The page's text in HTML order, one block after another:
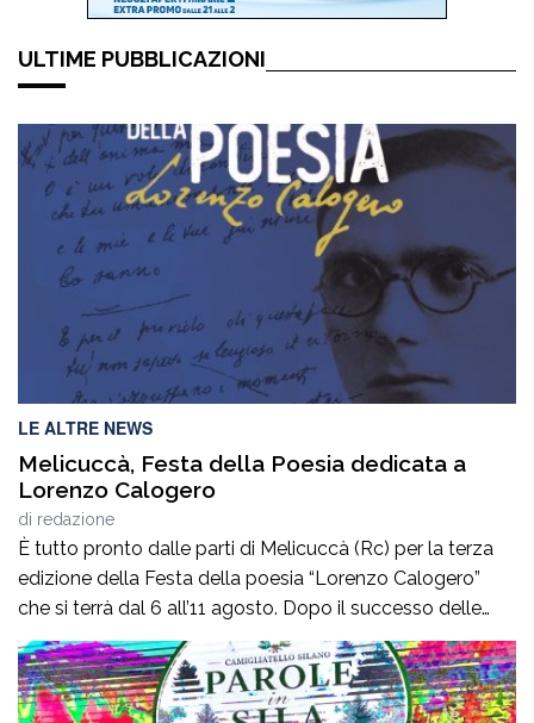
ULTIME PUBBLICAZIONI
LE ALTRE NEWS
Melicuccà, Festa della Poesia dedicata a
Lorenzo Calogero
di redazione
È tutto pronto dalle parti di Melicuccà (Rc) per la terza
edizione della Festa della poesia “Lorenzo Calogero”
che si terrà dal 6 all’11 agosto. Dopo il successo delle
prime due edizioni, nel 2024 e nel 2025, che hanno
portato nell’entroterra calabrese autorevoli protagonisti
della cultura italiana e internazionale, anche per